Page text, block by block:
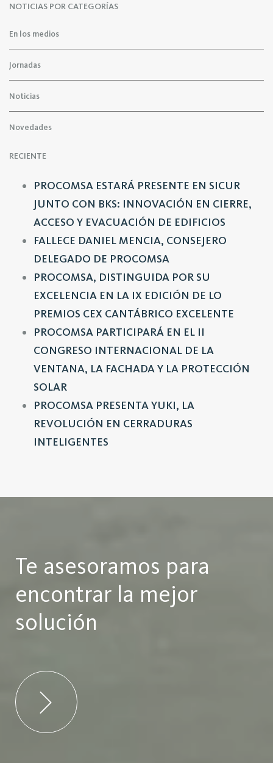
NOTICIAS POR CATEGORÍAS
En los medios
Jornadas
Noticias
Novedades
RECIENTE
PROCOMSA ESTARÁ PRESENTE EN SICUR
JUNTO CON BKS: INNOVACIÓN EN CIERRE,
ACCESO Y EVACUACIÓN DE EDIFICIOS
FALLECE DANIEL MENCIA, CONSEJERO
DELEGADO DE PROCOMSA
PROCOMSA, DISTINGUIDA POR SU
EXCELENCIA EN LA IX EDICIÓN DE LO
PREMIOS CEX CANTÁBRICO EXCELENTE
PROCOMSA PARTICIPARÁ EN EL II
CONGRESO INTERNACIONAL DE LA
VENTANA, LA FACHADA Y LA PROTECCIÓN
SOLAR
PROCOMSA PRESENTA YUKI, LA
REVOLUCIÓN EN CERRADURAS
INTELIGENTES
Te asesoramos para
encontrar la mejor
solución